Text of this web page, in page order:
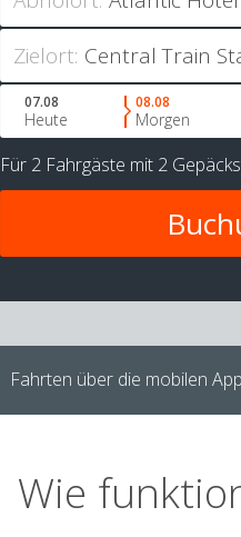
Zielort:
07.08
Heute
08.08
Morgen
Für 2 Fahrgäste mit 2
Fahrten über die mobilen
Wie